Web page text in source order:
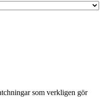
som verkligen gör